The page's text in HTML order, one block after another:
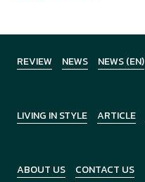
REVIEW NEWS NEWS (EN)
LIVING IN STYLE ARTICLE
ABOUT US CONTACT US